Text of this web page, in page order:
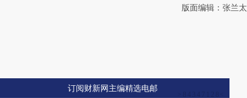
版面编辑：张兰太
订阅财新网主编精选电邮